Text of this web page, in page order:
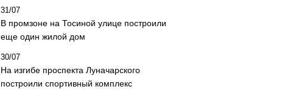
31/07
В промзоне на Тосиной улице построили
еще один жилой дом
30/07
На изгибе проспекта Луначарского
построили спортивный комплекс